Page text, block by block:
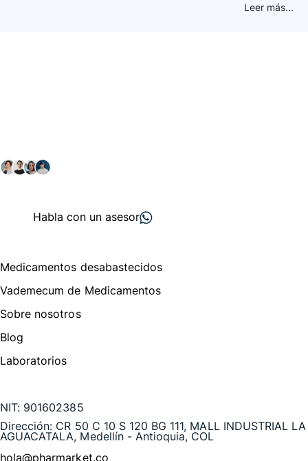
Leer más...
Habla con un asesor
Medicamentos desabastecidos
Vademecum de Medicamentos
Sobre nosotros
Blog
Laboratorios
NIT: 901602385
Dirección: CR 50 C 10 S 120 BG 111, MALL INDUSTRIAL LA
AGUACATALA, Medellín - Antioquia, COL
hola@pharmarket.co